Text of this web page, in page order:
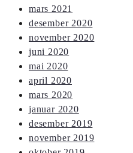
mars 2021
desember 2020
november 2020
juni 2020
mai 2020
april 2020
mars 2020
januar 2020
desember 2019
november 2019